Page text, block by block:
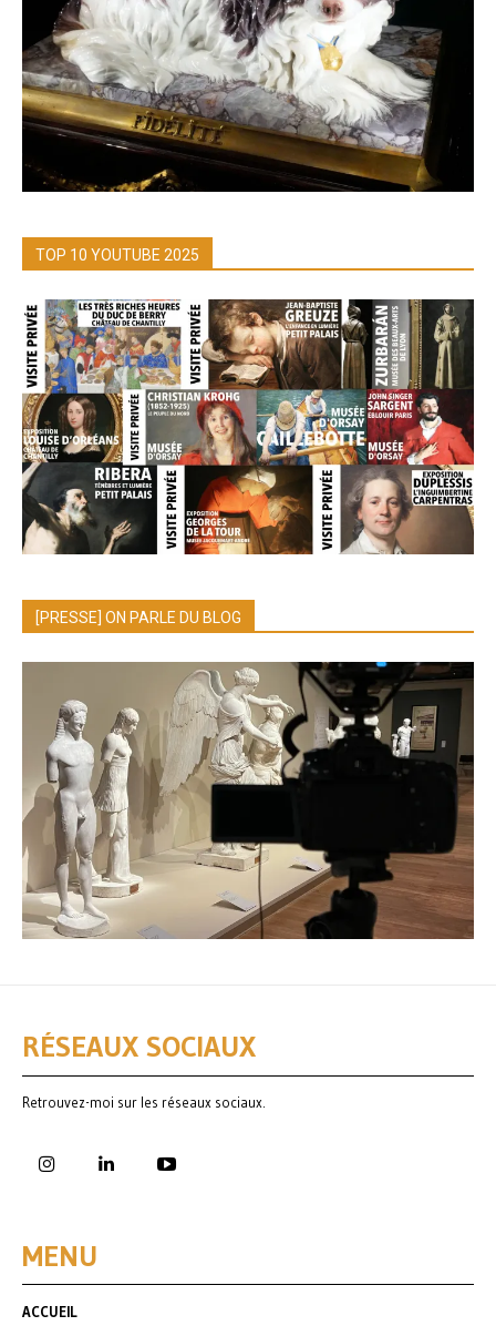
TOP 10 YOUTUBE 2025
[PRESSE] ON PARLE DU BLOG
RÉSEAUX SOCIAUX
Retrouvez-moi sur les réseaux sociaux.
MENU
ACCUEIL